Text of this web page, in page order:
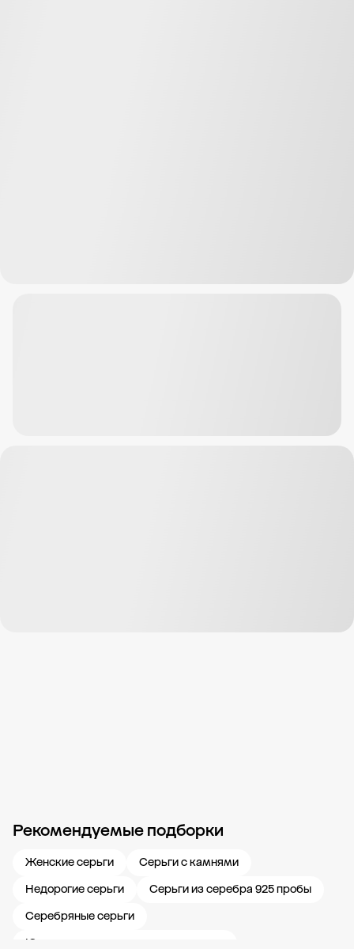
Рекомендуемые подборки
Женские серьги
Серьги с камнями
Недорогие серьги
Серьги из серебра 925 пробы
Серебряные серьги
Ювелирные украшения с аметистом
Новости компании Журнал ЗОЛОТОЙ Блог